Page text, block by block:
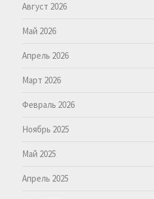
Август 2026
Май 2026
Апрель 2026
Март 2026
Февраль 2026
Ноябрь 2025
Май 2025
Апрель 2025